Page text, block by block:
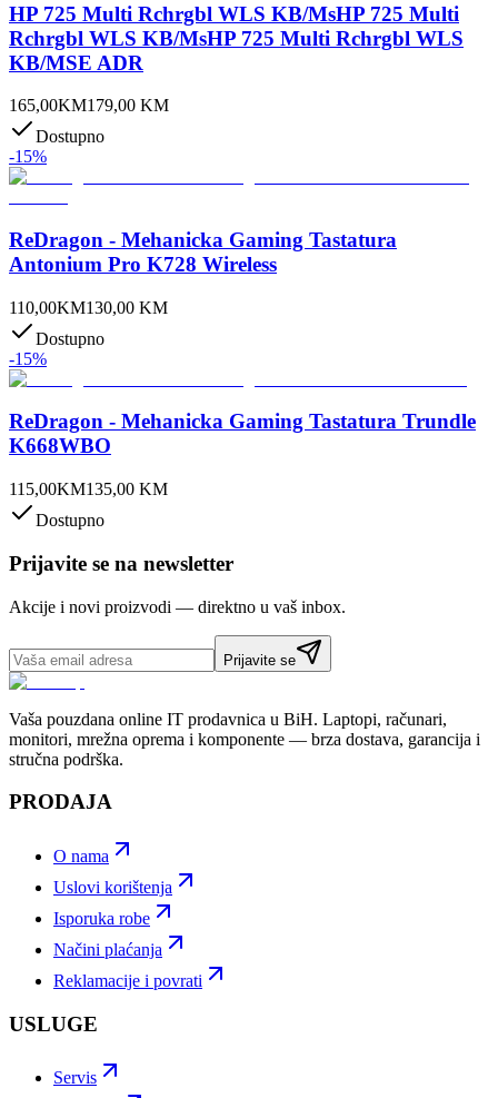
HP 725 Multi Rchrgbl WLS KB/MsHP 725 Multi
Rchrgbl WLS KB/MsHP 725 Multi Rchrgbl WLS
KB/MSE ADR
165,00KM179,00 KM
Dostupno
-15%
ReDragon - Mehanicka Gaming Tastatura
Antonium Pro K728 Wireless
110,00KM130,00 KM
Dostupno
-15%
ReDragon - Mehanicka Gaming Tastatura Trundle
K668WBO
115,00KM135,00 KM
Dostupno
Prijavite se na newsletter
Akcije i novi proizvodi — direktno u vaš inbox.
Prijavite se
Vaša pouzdana online IT prodavnica u BiH. Laptopi, računari,
monitori, mrežna oprema i komponente — brza dostava, garancija i
stručna podrška.
PRODAJA
O nama
Uslovi korištenja
Isporuka robe
Načini plaćanja
Reklamacije i povrati
USLUGE
Servis